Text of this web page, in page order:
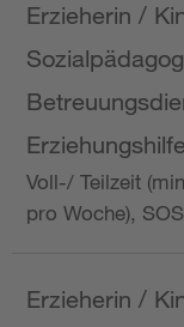
Erzieherin /
Erziehungshilfe
Voll-/ Teilzeit
pro Woche),
Erzieherin /